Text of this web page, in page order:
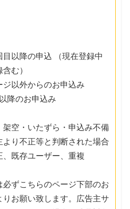
以降の申込 （現在登録中
む）
以外からのお申込み
降のお申込み
空・いたずら・申込み不備
り不正等と判断された場合
既存ユーザー、重複
必ずこちらのページ下部のお
りお願い致します。広告主サ